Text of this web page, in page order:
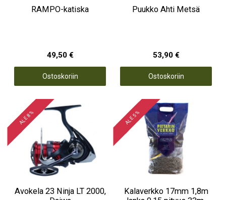
RAMPO-katiska
49,50 €
Ostoskoriin
Puukko Ahti Metsä
53,90 €
Ostoskoriin
ALE 8 %
Avokela 23 Ninja LT 2000,
ALE 5 %
Kalaverkko 17mm 1,8m